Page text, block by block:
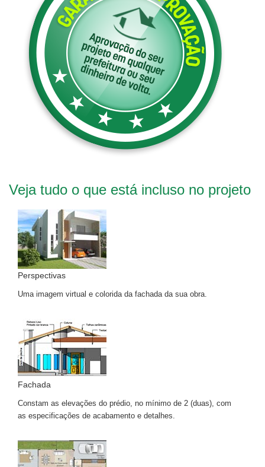
Veja tudo o que está incluso no projeto
Perspectivas
Uma imagem virtual e colorida da fachada da sua obra.
Fachada
Constam as elevações do prédio, no mínimo de 2 (duas), com
as especificações de acabamento e detalhes.